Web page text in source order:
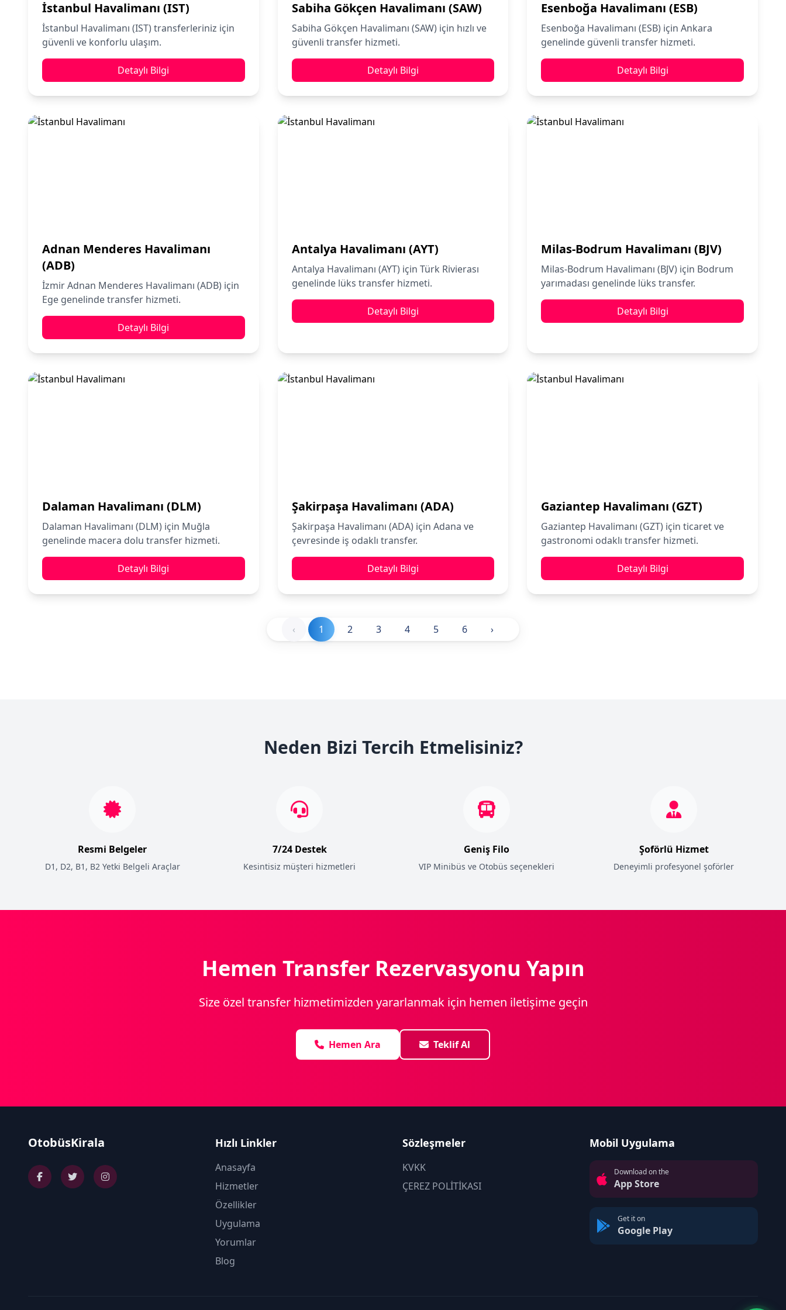
İstanbul Havalimanı (IST)
İstanbul Havalimanı (IST) transferleriniz için
güvenli ve konforlu ulaşım.
Detaylı Bilgi
Sabiha Gökçen Havalimanı (SAW)
Sabiha Gökçen Havalimanı (SAW) için hızlı ve
güvenli transfer hizmeti.
Detaylı Bilgi
Esenboğa Havalimanı (ESB)
Esenboğa Havalimanı (ESB) için Ankara
genelinde güvenli transfer hizmeti.
Detaylı Bilgi
Adnan Menderes Havalimanı
(ADB)
İzmir Adnan Menderes Havalimanı (ADB) için
Ege genelinde transfer hizmeti.
Detaylı Bilgi
Antalya Havalimanı (AYT)
Antalya Havalimanı (AYT) için Türk Rivierası
genelinde lüks transfer hizmeti.
Detaylı Bilgi
Milas-Bodrum Havalimanı (BJV)
Milas-Bodrum Havalimanı (BJV) için Bodrum
yarımadası genelinde lüks transfer.
Detaylı Bilgi
Dalaman Havalimanı (DLM)
Dalaman Havalimanı (DLM) için Muğla
genelinde macera dolu transfer hizmeti.
Detaylı Bilgi
Şakirpaşa Havalimanı (ADA)
Şakirpaşa Havalimanı (ADA) için Adana ve
çevresinde iş odaklı transfer.
Detaylı Bilgi
Gaziantep Havalimanı (GZT)
Gaziantep Havalimanı (GZT) için ticaret ve
gastronomi odaklı transfer hizmeti.
Detaylı Bilgi
‹ 1 2 3 4 5 6 ›
Neden Bizi Tercih Etmelisiniz?
Resmi Belgeler
D1, D2, B1, B2 Yetki Belgeli Araçlar
7/24 Destek
Kesintisiz müşteri hizmetleri
Geniş Filo
VIP Minibüs ve Otobüs seçenekleri
Şoförlü Hizmet
Deneyimli profesyonel şoförler
Hemen Transfer Rezervasyonu Yapın
Size özel transfer hizmetimizden yararlanmak için hemen iletişime geçin
Hemen Ara Teklif Al
OtobüsKirala Hızlı Linkler
Anasayfa
Hizmetler
Özellikler
Uygulama
Yorumlar
Blog
Sözleşmeler
KVKK
ÇEREZ POLİTİKASI
Mobil Uygulama
Download on the
App Store
Get it on
Google Play